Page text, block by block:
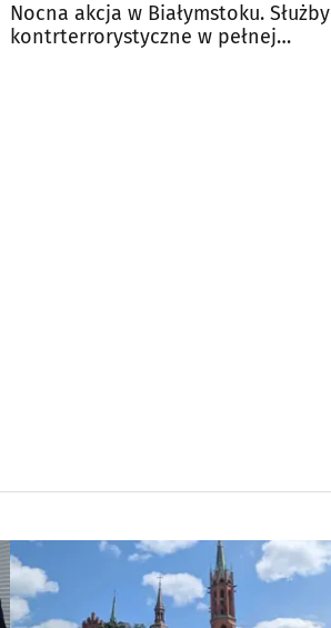
Nocna akcja w Białymstoku. Służby
kontrterrorystyczne w pełnej